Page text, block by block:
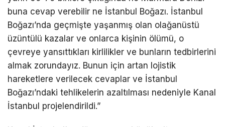
buna cevap verebilir ne İstanbul Boğazı. İstanbul
Boğazı’nda geçmişte yaşanmış olan olağanüstü
üzüntülü kazalar ve onlarca kişinin ölümü, o
çevreye yansıttıkları kirlilikler ve bunların tedbirlerini
almak zorundayız. Bunun için artan lojistik
hareketlere verilecek cevaplar ve İstanbul
Boğazı’ndaki tehlikelerin azaltılması nedeniyle Kanal
İstanbul projelendirildi.”